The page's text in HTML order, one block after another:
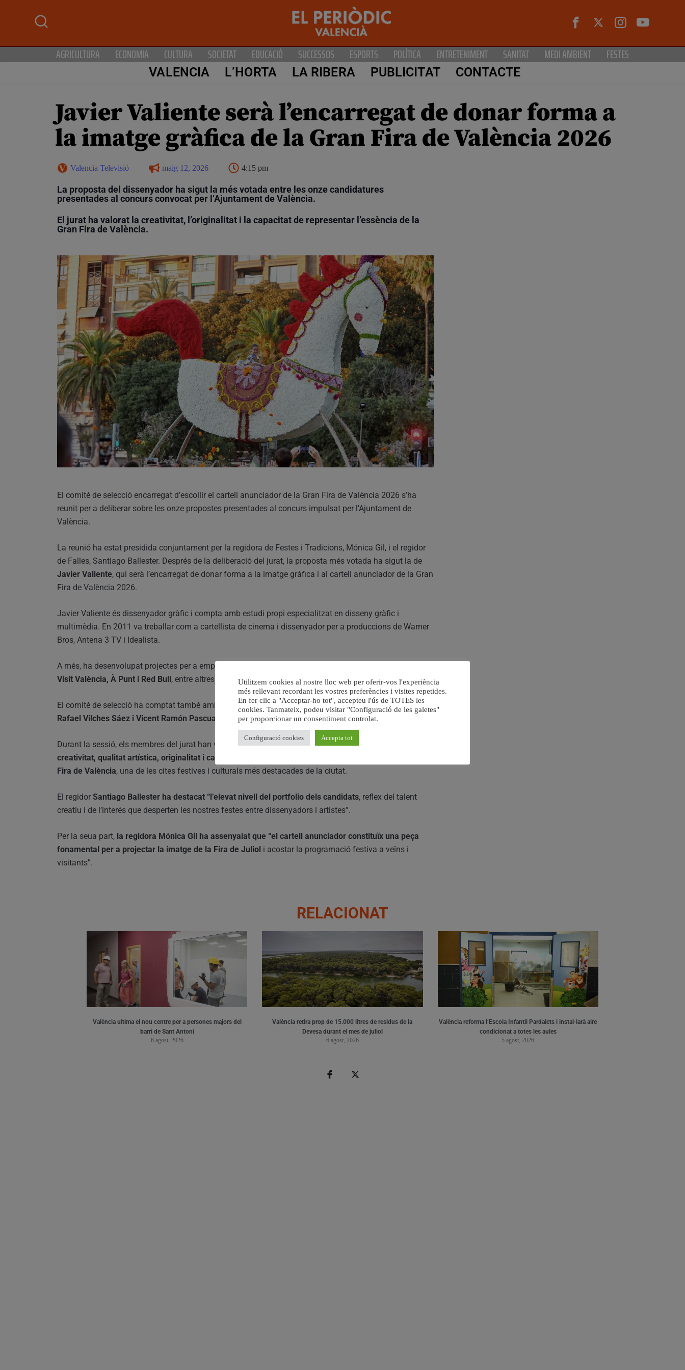
AGRICULTURA ECONOMIA CULTURA SOCIETAT EDUCACIÓ SUCCESSOS ESPORTS POLÍTICA ENTRETENIMENT SANITAT MEDI AMBIENT FESTES
VALENCIA L’HORTA LA RIBERA PUBLICITAT CONTACTE
Javier Valiente serà l’encarregat de donar forma a
la imatge gràfica de la Gran Fira de València 2026
Valencia Televisió maig 12, 2026 4:15 pm
La proposta del dissenyador ha sigut la més votada entre les onze candidatures
presentades al concurs convocat per l’Ajuntament de València.
El jurat ha valorat la creativitat, l’originalitat i la capacitat de representar l’essència de la
Gran Fira de València.
El comité de selecció encarregat d’escollir el cartell anunciador de la Gran Fira de València 2026 s’ha
reunit per a deliberar sobre les onze propostes presentades al concurs impulsat per l’Ajuntament de
València.
La reunió ha estat presidida conjuntament per la regidora de Festes i Tradicions, Mónica Gil, i el regidor
de Falles, Santiago Ballester. Després de la deliberació del jurat, la proposta més votada ha sigut la de
Javier Valiente, qui serà l’encarregat de donar forma a la imatge gràfica i al cartell anunciador de la Gran
Fira de València 2026.
Javier Valiente és dissenyador gràfic i compta amb estudi propi especialitzat en disseny gràfic i
multimèdia. En 2011 va treballar com a cartellista de cinema i dissenyador per a produccions de Warner
Bros, Antena 3 TV i Idealista.
A més, ha desenvolupat projectes per a empreses i institucions com
Visit València, À Punt i Red Bull , entre altres entitats.
El comité de selecció ha comptat també amb la participació dels vocalsCarlos Sánchez Fernández,
Rafael Vilches Sáez i Vicent Ramón Pascual Giner, guanyadors d’edicions anteriors del concurs.
Durant la sessió, els membres del jurat han valorat les diferents candidatures atenent criteris de
creativitat, qualitat artística, originalitat i capacitat per a representar l’essència i projecció de la Gran
Fira de València, una de les cites festives i culturals més destacades de la ciutat.
El regidor Santiago Ballester ha destacat “l’elevat nivell del portfolio dels candidats, reflex del talent
creatiu i de l’interés que desperten les nostres festes entre dissenyadors i artistes”.
Per la seua part, la regidora Mónica Gil ha assenyalat que “el cartell anunciador constituïx una peça
fonamental per a projectar la imatge de la Fira de Juliol i acostar la programació festiva a veïns i
visitants”.
RELACIONAT
València ultima el nou centre per a persones majors del
barri de Sant Antoni
6 agost, 2026
València retira prop de 15.000 litres de residus de la
Devesa durant el mes de juliol
6 agost, 2026
València reforma l’Escola Infantil Pardalets i instal·larà aire
condicionat a totes les aules
5 agost, 2026
Utilitzem cookies al nostre lloc web per oferir-vos l'experiència
més rellevant recordant les vostres preferències i visites repetides.
En fer clic a "Acceptar-ho tot", accepteu l'ús de TOTES les
cookies. Tanmateix, podeu visitar "Configuració de les galetes"
per proporcionar un consentiment controlat.
Configuració cookies Accepta tot